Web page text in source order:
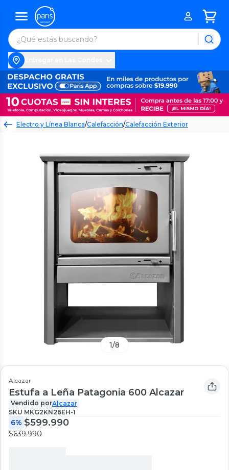
Electro y Línea Blanca/Calefacción/Calefacción Exterior
1/8
Alcazar
Estufa a Leña Patagonia 600 Alcazar
Vendido porAlcazar
SKU MKG2KN26EH-1
6% $599.990
$639.990